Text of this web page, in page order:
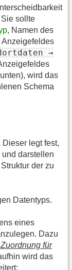
sollte
, Namen des
Anzeigefeldes
→
wird das
Schema
Dieser legt fest,
darstellen
der zu
Datentyps.
eines
Dazu
für
wird das